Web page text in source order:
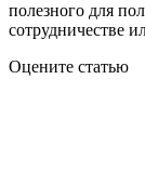
полезного для
сотрудничестве
Оцените статью